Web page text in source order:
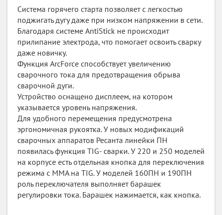
Система горячего старта позволяет с легкостью
поджигать дугу даже при низком напряжении в сети.
Благодаря системе AntiStick не происходит
прилипание электрода, что помогает освоить сварку
даже новичку.
Функция ArcForce способствует увеличению
сварочного тока для предотвращения обрыва
сварочной дуги.
Устройство оснащено дисплеем, на котором
указывается уровень напряжения.
Для удобного перемещения предусмотрена
эргономичная рукоятка. У новых модификаций
сварочных аппаратов Ресанта линейки ПН
появилась функция TIG- сварки. У 220 и 250 моделей
на корпусе есть отдельная кнопка для переключения
режима с ММА на TIG. У моделей 160ПН и 190ПН
роль переключателя выполняет барашек
регулировки тока. Барашек нажимается, как кнопка.